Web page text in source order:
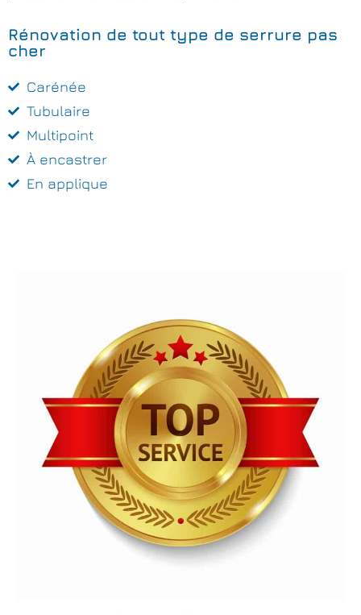
Rénovation de tout type de serrure pas
cher
Carénée
Tubulaire
Multipoint
À encastrer
En applique